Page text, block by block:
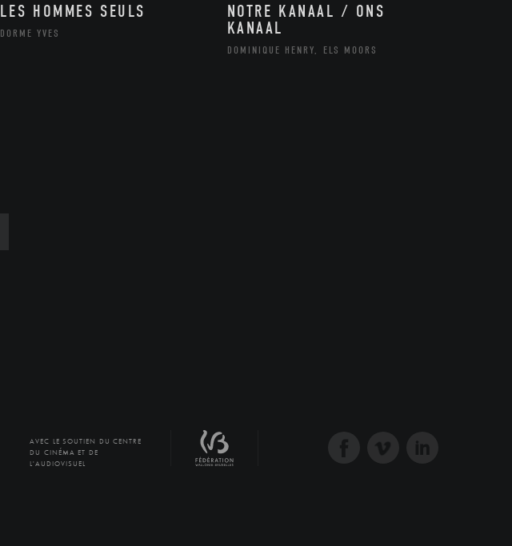
LES HOMMES SEULS
DORME YVES
NOTRE KANAAL / ONS
KANAAL
DOMINIQUE HENRY, ELS MOORS
AVEC LE SOUTIEN DU CENTRE
DU CINÉMA ET DE
L'AUDIOVISUEL